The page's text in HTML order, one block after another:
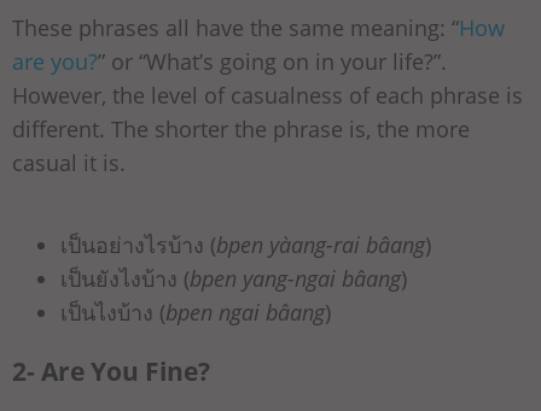
These phrases all have the same meaning: “How
are you?” or “What’s going on in your life?”.
However, the level of casualness of each phrase is
different. The shorter the phrase is, the more
casual it is.
เป็นอย่างไรบ้าง (bpen yàang-rai bâang)
เป็นยังไงบ้าง (bpen yang-ngai bâang)
เป็นไงบ้าง (bpen ngai bâang)
2- Are You Fine?